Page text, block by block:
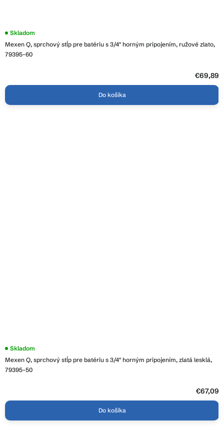
Mexen Q, sprchový stĺp pre batériu s 3/4" horným pripojením, ružové zlato,
79395-60
Skladom
€69,89
Do košíka
Mexen Q, sprchový stĺp pre batériu s 3/4" horným pripojením, zlatá lesklá,
79395-50
Skladom
€67,09
Do košíka